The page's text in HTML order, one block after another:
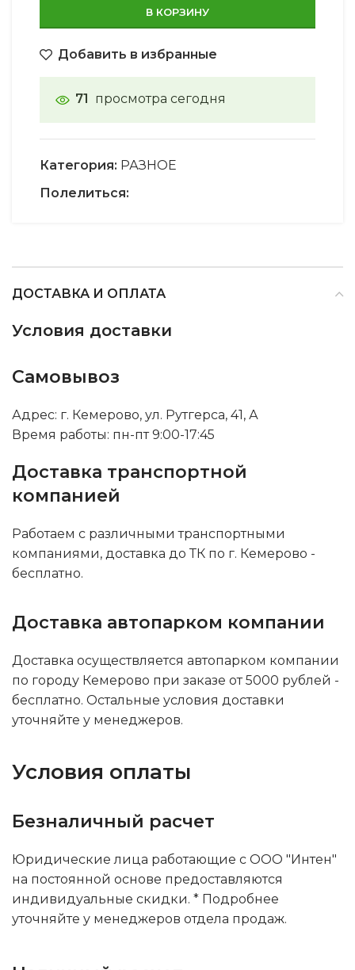
В КОРЗИНУ
Добавить в избранные
71 просмотра сегодня
Категория: РАЗНОЕ
Полелиться:
ДОСТАВКА И ОПЛАТА
Условия доставки
Самовывоз
Адрес: г. Кемерово, ул. Рутгерса, 41, А
Время работы: пн-пт 9:00-17:45
Доставка транспортной
компанией
Работаем с различными транспортными
компаниями, доставка до ТК по г. Кемерово -
бесплатно.
Доставка автопарком компании
Доставка осуществляется автопарком компании
по городу Кемерово при заказе от 5000 рублей -
бесплатно. Остальные условия доставки
уточняйте у менеджеров.
Условия оплаты
Безналичный расчет
Юридические лица работающие с ООО "Интен"
на постоянной основе предоставляются
индивидуальные скидки. * Подробнее
уточняйте у менеджеров отдела продаж.